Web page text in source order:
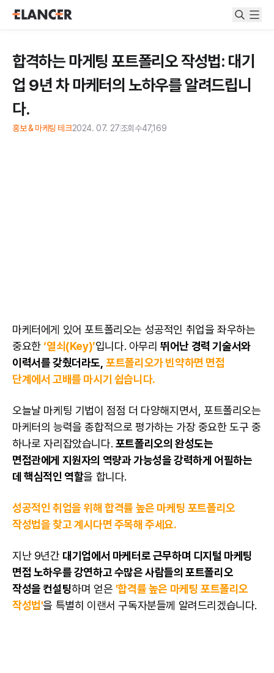
합격하는 마게팅 포트폴리오 작성법: 대기
업 9년 차 마케터의 노하우를 알려드립니
다.
홍보 & 마케팅 테크2024. 07. 27조회수47,169
마케터에게 있어 포트폴리오는 성공적인 취업을 좌우하는
중요한‘열쇠(Key)’입니다. 아무리뛰어난 경력 기술서와
이력서를 갖췄더라도, 포트폴리오가 빈약하면 면접
단계에서 고배를 마시기 쉽습니다.
오늘날 마케팅 기법이 점점 더 다양해지면서, 포트폴리오는
마케터의 능력을 종합적으로 평가하는 가장 중요한 도구 중
하나로 자리잡았습니다. 포트폴리오의 완성도는
면접관에게 지원자의 역량과 가능성을 강력하게 어필하는
데 핵심적인 역할을 합니다.
성공적인 취업을 위해 합격률 높은 마케팅 포트폴리오
작성법을 찾고 계시다면 주목해 주세요.
지난 9년간 대기업에서 마케터로 근무하며 디지털 마케팅
면접 노하우를 강연하고 수많은 사람들의 포트폴리오
작성을 컨설팅하며 얻은 '합격률 높은 마케팅 포트폴리오
작성법'을 특별히 이랜서 구독자분들께 알려드리겠습니다.